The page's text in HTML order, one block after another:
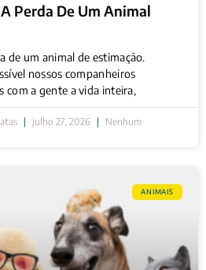
Perda De Um Animal
de um animal de estimação.
nossos companheiros
com a gente a vida inteira,
julho 27, 2026
Nenhum
ANIMAIS